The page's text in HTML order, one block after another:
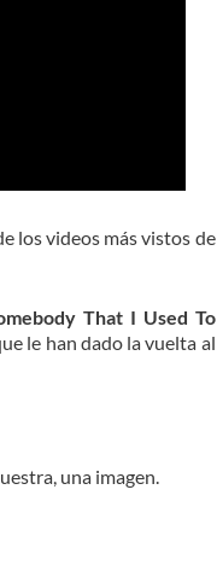
los videos más vistos de
That I Used To
le han dado la vuelta al
una imagen.